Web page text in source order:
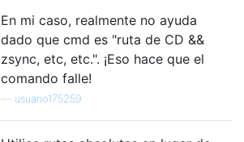
En mi caso, realmente no ayuda
dado que cmd es "ruta de CD &&
zsync, etc, etc.". ¡Eso hace que el
comando falle!
usuario175259